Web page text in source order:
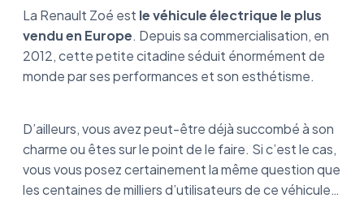
La Renault Zoé est le véhicule électrique le plus
vendu en Europe. Depuis sa commercialisation, en
2012, cette petite citadine séduit énormément de
monde par ses performances et son esthétisme.
D’ailleurs, vous avez peut-être déjà succombé à son
charme ou êtes sur le point de le faire. Si c’est le cas,
vous vous posez certainement la même question que
les centaines de milliers d’utilisateurs de ce véhicule…
Les meilleures Wallbox compatibles avec
votre Renault Zoé
Quelles sont les aides pour l’achat et
Quelles sont les aides pour l’achat d’une
voiture électrique ?
Les wallbox pour votre Renault Zoé : on
récapitule